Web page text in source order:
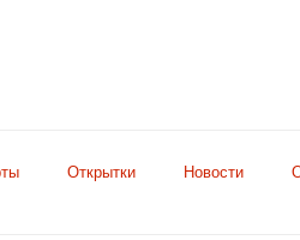
Открытки Новости